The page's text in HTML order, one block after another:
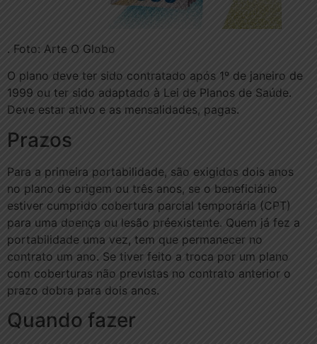
. Foto: Arte O Globo
O plano deve ter sido contratado após 1º de janeiro de
1999 ou ter sido adaptado à Lei de Planos de Saúde.
Deve estar ativo e as mensalidades, pagas.
Prazos
Para a primeira portabilidade, são exigidos dois anos
no plano de origem ou três anos, se o beneficiário
estiver cumprido cobertura parcial temporária (CPT)
para uma doença ou lesão préexistente. Quem já fez a
portabilidade uma vez, tem que permanecer no
contrato um ano. Se tiver feito a troca por um plano
com coberturas não previstas no contrato anterior o
prazo dobra para dois anos.
Quando fazer